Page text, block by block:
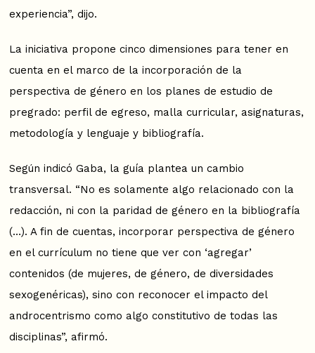
experiencia”, dijo.
La iniciativa propone cinco dimensiones para tener en
cuenta en el marco de la incorporación de la
perspectiva de género en los planes de estudio de
pregrado: perfil de egreso, malla curricular, asignaturas,
metodología y lenguaje y bibliografía.
Según indicó Gaba, la guía plantea un cambio
transversal. “No es solamente algo relacionado con la
redacción, ni con la paridad de género en la bibliografía
(…). A fin de cuentas, incorporar perspectiva de género
en el currículum no tiene que ver con ‘agregar’
contenidos (de mujeres, de género, de diversidades
sexogenéricas), sino con reconocer el impacto del
androcentrismo como algo constitutivo de todas las
disciplinas”, afirmó.